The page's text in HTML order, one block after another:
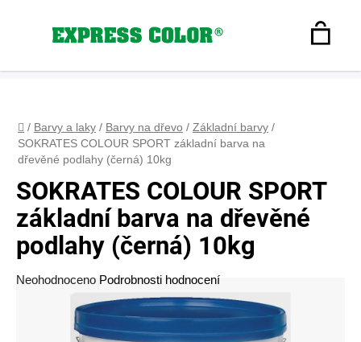
Hledat
Domů
/ Barvy a laky / Barvy na dřevo / Základní barvy /
SOKRATES COLOUR SPORT základní barva na
dřevěné podlahy (černá) 10kg
SOKRATES COLOUR SPORT
základní barva na dřevěné
podlahy (černá) 10kg
Průměrné
Neohodnoceno Podrobnosti hodnocení